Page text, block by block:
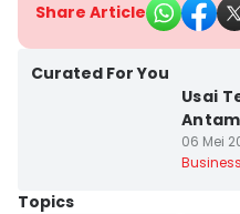
Share Article
Curated For You
Usai
06 Mei
Business
Topics